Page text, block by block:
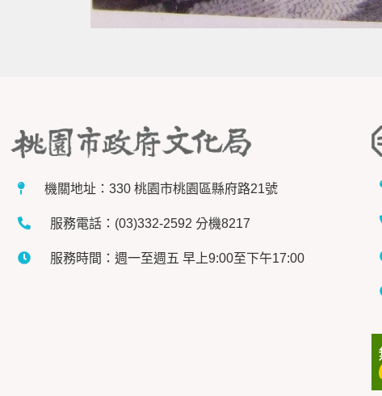
機關地址：330 桃園市桃園區縣府路21號
服務電話：(03)332-2592 分機8217
服務時間：週一至週五 早上9:00至下午17:00